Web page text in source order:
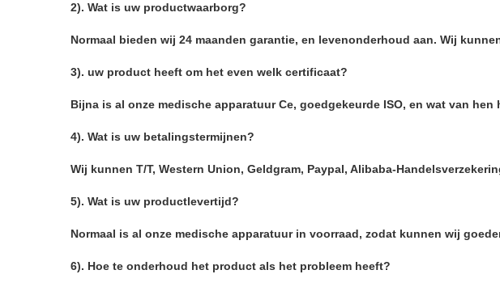
2). Wat is uw productwaarborg?
Normaal bieden wij 24 maanden garantie, en levenonderhoud aan. Wij
3). uw product heeft om het even welk certificaat?
Bijna is al onze medische apparatuur Ce, goedgekeurde ISO, en wat van hen
4). Wat is uw betalingstermijnen?
Wij kunnen T/T, Western Union, Geldgram, Paypal, Alibaba-
5). Wat is uw productlevertijd?
Normaal is al onze medische apparatuur in voorraad, zodat kunnen wij
6). Hoe te onderhoud het product als het probleem heeft?